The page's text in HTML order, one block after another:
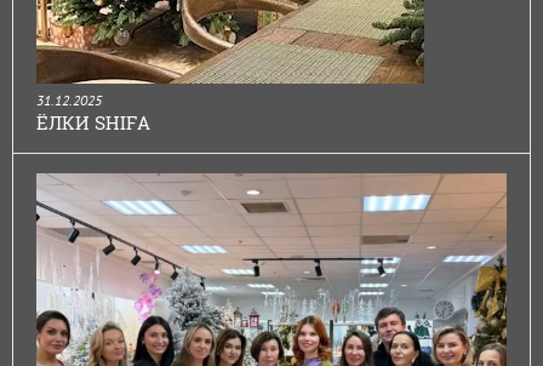
31.12.2025
ЁЛКИ SHIFA